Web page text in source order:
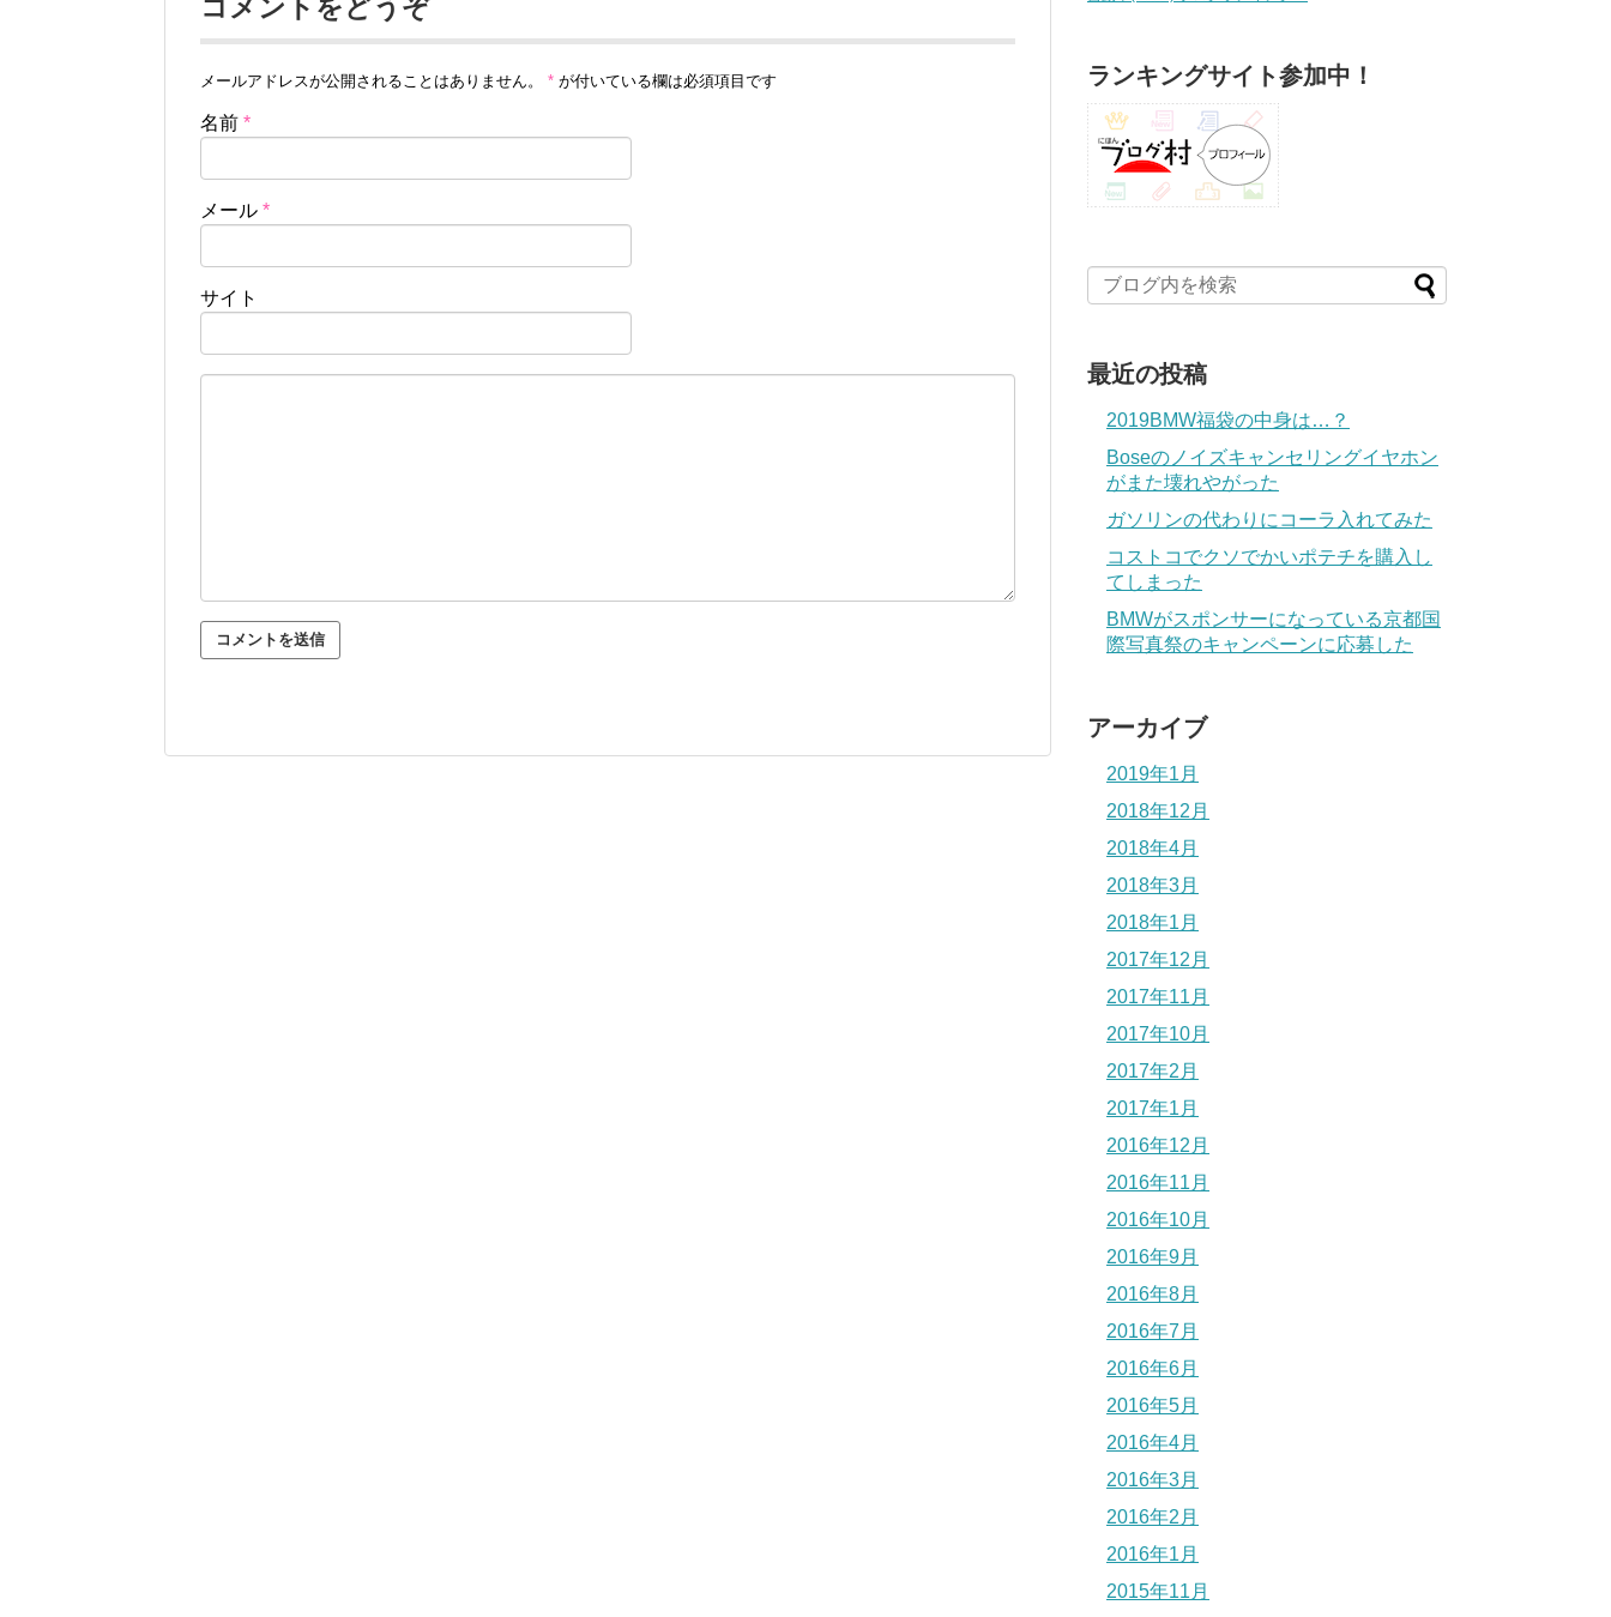
コメントをどうぞ
メールアドレスが公開されることはありません。 * が付いている欄は必須項目です
名前 *
メール *
サイト
ランキングサイト参加中！
最近の投稿
2019BMW福袋の中身は…？
Boseのノイズキャンセリングイヤホン
がまた壊れやがった
ガソリンの代わりにコーラ入れてみた
コストコでクソでかいポテチを購入し
てしまった
BMWがスポンサーになっている京都国
際写真祭のキャンペーンに応募した
アーカイブ
2019年1月
2018年12月
2018年4月
2018年3月
2018年1月
2017年12月
2017年11月
2017年10月
2017年2月
2017年1月
2016年12月
2016年11月
2016年10月
2016年9月
2016年8月
2016年7月
2016年6月
2016年5月
2016年4月
2016年3月
2016年2月
2016年1月
2015年11月